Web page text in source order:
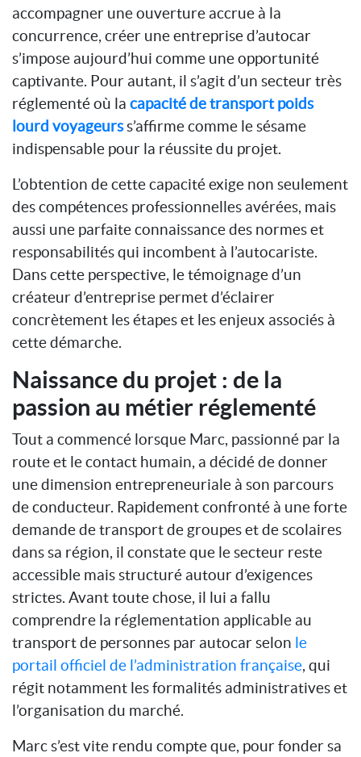
accompagner une ouverture accrue à la
concurrence, créer une entreprise d’autocar
s’impose aujourd’hui comme une opportunité
captivante. Pour autant, il s’agit d’un secteur très
réglementé où la capacité de transport poids
lourd voyageurss’affirme comme le sésame
indispensable pour la réussite du projet.
L’obtention de cette capacité exige non seulement
des compétences professionnelles avérées, mais
aussi une parfaite connaissance des normes et
responsabilités qui incombent à l’autocariste.
Dans cette perspective, le témoignage d’un
créateur d’entreprise permet d’éclairer
concrètement les étapes et les enjeux associés à
cette démarche.
Naissance du projet : de la
passion au métier réglementé
Tout a commencé lorsque Marc, passionné par la
route et le contact humain, a décidé de donner
une dimension entrepreneuriale à son parcours
de conducteur. Rapidement confronté à une forte
demande de transport de groupes et de scolaires
dans sa région, il constate que le secteur reste
accessible mais structuré autour d’exigences
strictes. Avant toute chose, il lui a fallu
comprendre la réglementation applicable au
transport de personnes par autocar selon le
portail officiel de l’administration française, qui
régit notamment les formalités administratives et
l’organisation du marché.
Marc s’est vite rendu compte que, pour fonder sa